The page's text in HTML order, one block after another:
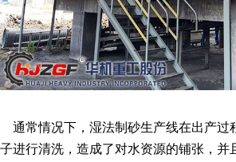
通常情况下，湿法制砂生产线在出产过
子进行清洗，造成了对水资源的铺张，并